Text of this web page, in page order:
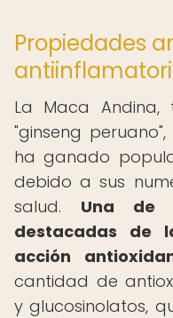
Propiedades
La Maca Andina,
"ginseng
ha ganado
debido a sus
salud. Una de
destacadas de
acción
cantidad de
y glucosinolatos,